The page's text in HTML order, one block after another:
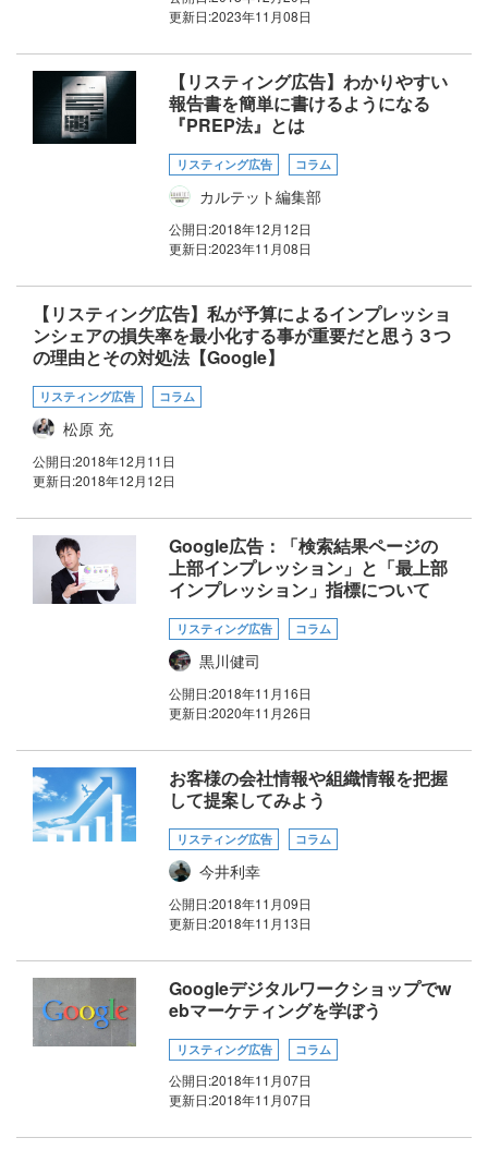
更新日:2023年11月08日
【リスティング広告】わかりやすい
報告書を簡単に書けるようになる
『PREP法』とは
リスティング広告 コラム
カルテット編集部
公開日:2018年12月12日
更新日:2023年11月08日
【リスティング広告】私が予算によるインプレッショ
ンシェアの損失率を最小化する事が重要だと思う３つ
の理由とその対処法【Google】
リスティング広告 コラム
松原 充
公開日:2018年12月11日
更新日:2018年12月12日
Google広告：「検索結果ページの
上部インプレッション」と「最上部
インプレッション」指標について
リスティング広告 コラム
黒川健司
公開日:2018年11月16日
更新日:2020年11月26日
お客様の会社情報や組織情報を把握
して提案してみよう
リスティング広告 コラム
今井利幸
公開日:2018年11月09日
更新日:2018年11月13日
Googleデジタルワークショップでw
ebマーケティングを学ぼう
リスティング広告 コラム
公開日:2018年11月07日
更新日:2018年11月07日